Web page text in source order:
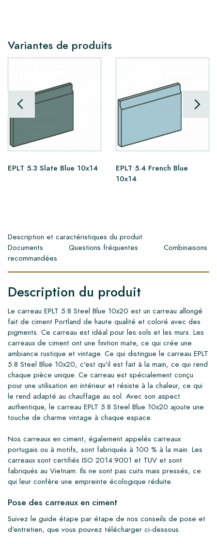
Variantes de produits
EPLT 5.3 Slate Blue 10x14
EPLT 5.4 French Blue
10x14
Description et caractéristiques du produit
Documents
Questions fréquentes
Combinaisons
recommandées
Description du produit
Le carreau EPLT 5.8 Steel Blue 10x20 est un carreau allongé
fait de ciment Portland de haute qualité et coloré avec des
pigments. Ce carreau est idéal pour les sols et les murs. Les
carreaux de ciment ont une finition mate, ce qui crée une
ambiance rustique et vintage. Ce qui distingue le carreau EPLT
5.8 Steel Blue 10x20, c'est qu'il est fait à la main, ce qui rend
chaque pièce unique. Ce carreau est spécialement conçu
pour une utilisation en intérieur et résiste à la chaleur, ce qui
le rend adapté au chauffage au sol. Avec son aspect
authentique, le carreau EPLT 5.8 Steel Blue 10x20 ajoute une
touche de charme vintage à chaque espace.
Nos carreaux en ciment, également appelés carreaux
portugais ou à motifs, sont fabriqués à 100 % à la main. Les
carreaux sont certifiés ISO 2014:9001 et TUV et sont
fabriqués au Vietnam. Ils ne sont pas cuits mais pressés, ce
qui leur confère une empreinte écologique réduite.
Pose des carreaux en ciment
Suivez le guide étape par étape de nos conseils de pose et
d'entretien, que vous pouvez télécharger ci-dessous.